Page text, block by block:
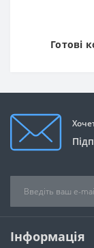
Готові
Інформація